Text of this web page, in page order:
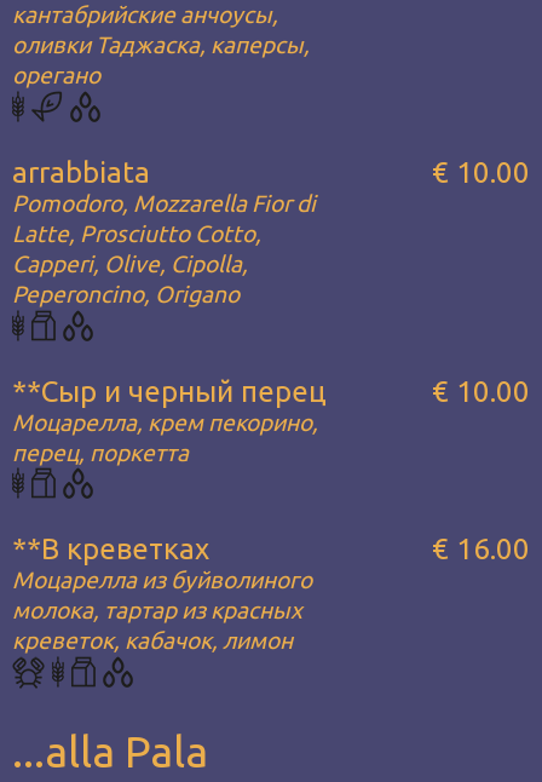
кантабрийские анчоусы,
оливки Таджаска, каперсы,
орегано
arrabbiata
Pomodoro, Mozzarella Fior di
Latte, Prosciutto Cotto,
Capperi, Olive, Cipolla,
Peperoncino, Origano
€ 10.00
**Сыр и черный перец
Моцарелла, крем пекорино,
перец, поркетта
€ 10.00
**В креветках
Моцарелла из буйволиного
молока, тартар из красных
креветок, кабачок, лимон
€ 16.00
...alla Pala